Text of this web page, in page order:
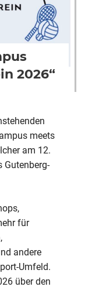
2026“
the
Date:
„Campus
Schule
2026“
meets
am 12.
Gutenberg-
für
andere
Umfeld.
über den